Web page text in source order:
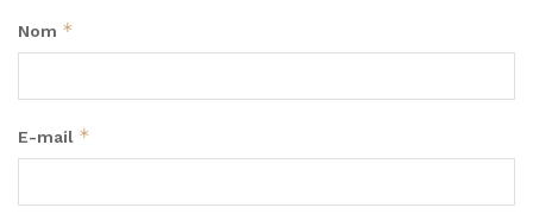
Nom *
E-mail *